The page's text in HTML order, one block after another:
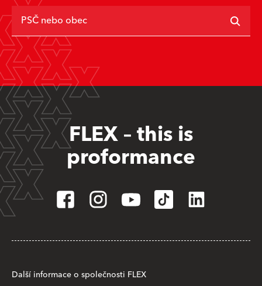
PSČ nebo obec
FLEX – this is
proformance
Další informace o společnosti FLEX